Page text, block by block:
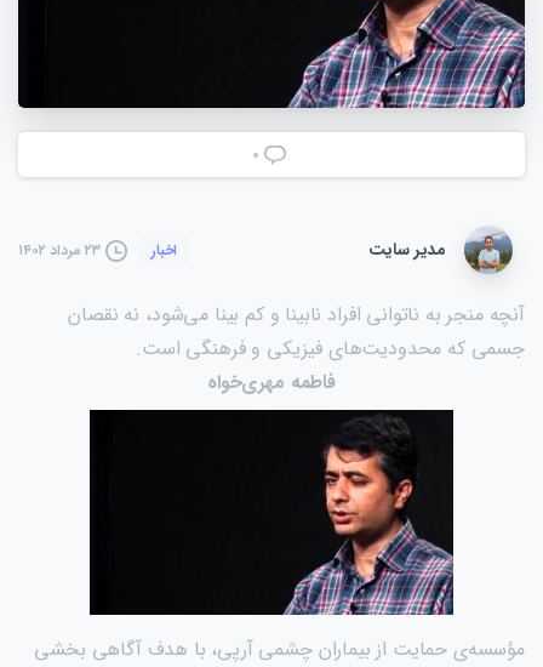
۰
مدیر سایت اخبار ۲۳ مرداد ۱۴۰۲
آنچه منجر به ناتوانی افراد نابینا و کم بینا می‌شود، نه نقصان
جسمی که محدودیت‌های فیزیکی و فرهنگی است.
فاطمه مهری‌خواه
مؤسسه‌ی حمایت از بیماران چشمی آرپی، با هدف آگاهی بخشی